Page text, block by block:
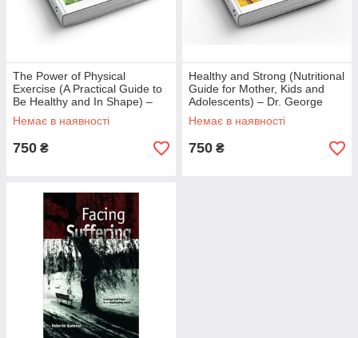
The Power of Physical
Exercise (A Practical Guide to
Be Healthy and In Shape) –
Dr. Julián Melgosa (англ.)
Немає в наявності
750 ₴
Healthy and Strong (Nutritional
Guide for Mother, Kids and
Adolescents) – Dr. George
Pamplona Roger (англ.)
Немає в наявності
750 ₴